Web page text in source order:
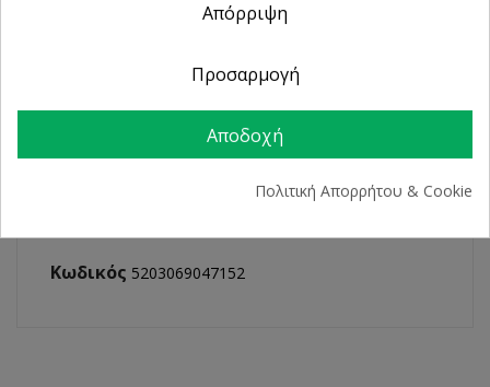
Κωδικός 5203069047152
Απόρριψη
Προσαρμογή
Αποδοχή
Πολιτική Απορρήτου & Cookie